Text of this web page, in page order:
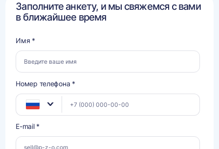
Заполните анкету, и мы свяжемся с вами
в ближайшее время
Имя *
Номер телефона *
E-mail *